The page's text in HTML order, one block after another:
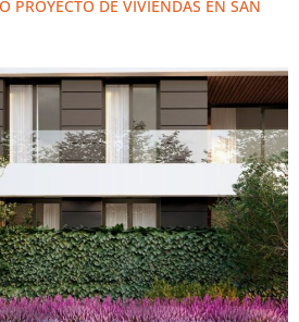
PROYECTO DE VIVIENDAS EN SAN